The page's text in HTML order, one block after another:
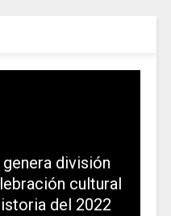
división
cultural
del 2022